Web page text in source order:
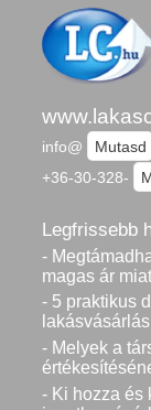
info@
Mutasd
+36-30-328-
Legfrissebb
-
magas ár
- 5 praktikus
- Melyek a
- Ki hozza és